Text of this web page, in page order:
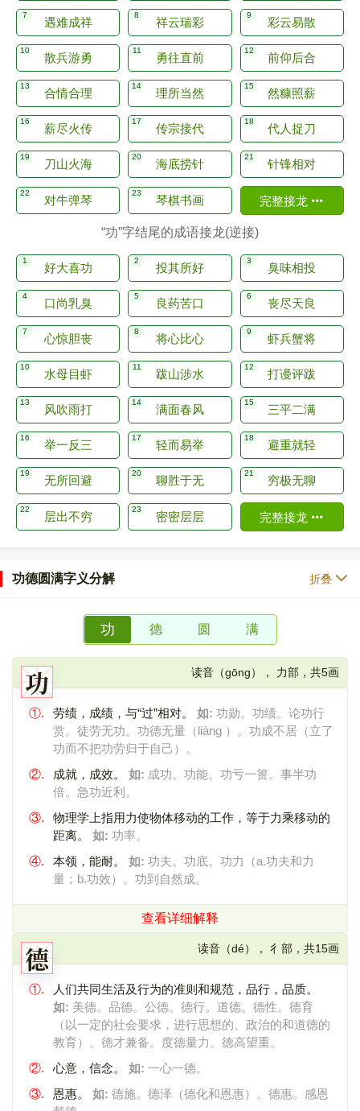
遇难成祥 祥云瑞彩 彩云易散
散兵游勇 勇往直前 前仰后合
合情合理 理所当然 然糠照薪
薪尽火传 传宗接代 代人捉刀
刀山火海 海底捞针 针锋相对
对牛弹琴 琴棋书画 完整接龙
“功”字结尾的成语接龙(逆接)
好大喜功 投其所好 臭味相投
口尚乳臭 良药苦口 丧尽天良
心惊胆丧 将心比心 虾兵蟹将
水母目虾 跋山涉水 打谩评跋
风吹雨打 满面春风 三平二满
举一反三 轻而易举 避重就轻
无所回避 聊胜于无 穷极无聊
层出不穷 密密层层 完整接龙
功德圆满字义分解 折叠
功 德 圆 满
功 读音（gōng）， 力部，共5画
①. 劳绩，成绩，与“过”相对。 如: 功勋。功绩。论功行
赏。徒劳无功。功德无量（liàng ）。功成不居（立了
功而不把功劳归于自己）。
②.
成就，成效。 如: 成功。功能。功亏一篑。事半功
倍。急功近利。
③.
物理学上指用力使物体移动的工作，等于力乘移动的
距离。 如: 功率。
④.
本领，能耐。 如: 功夫。功底。功力（a.功夫和力
量；b.功效）。功到自然成。
查看详细解释
德 读音（dé）， 彳部，共15画
①.
人们共同生活及行为的准则和规范，品行，品质。
如: 美德。品德。公德。德行。道德。德性。德育
（以一定的社会要求，进行思想的、政治的和道德的
教育）。德才兼备。度德量力。德高望重。
②.
心意，信念。 如: 一心一德。
③.
恩惠。 如: 德施。德泽（德化和恩惠）。德惠。感恩